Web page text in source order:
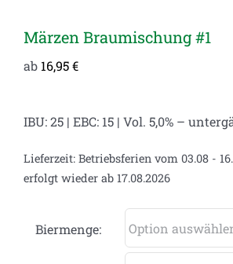
Märzen Braumischung #1
ab 16,95€
IBU: 25 | EBC: 15 | Vol. 5,0% –
Lieferzeit: Betriebsferien vom 03.08 -
erfolgt wieder ab 17.08.2026
Biermenge: